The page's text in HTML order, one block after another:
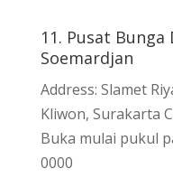
11. Pusat Bunga
Soemardjan
Address: Slamet
Kliwon, Surakarta
Buka mulai pukul
0000